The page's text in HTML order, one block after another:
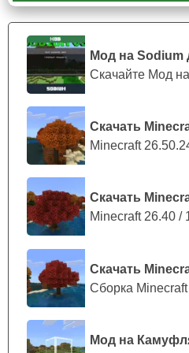
Мод на Sodium
Скачать
Minecraft
Скачать
Minecraft 26.40
Скачать
Сборка
В Minecraft PE 1.16.1
в виде небольших
океане лавы. Они могут
нескольких сотен блоков.
Долина Песка
Долина Песка Душ в
собой огромную пещеру,
почвой душ. Песок душ
На поверхности Долины
базальтовые сталагнаты и
являютсяисточником ценных